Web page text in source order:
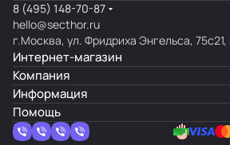
8 (495) 148-70-87
hello@secthor.ru
г.Москва, ул. Фридриха Энгельса,
Интернет-магазин
Компания
Информация
Помощь